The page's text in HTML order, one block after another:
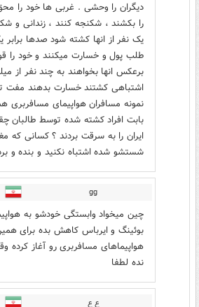
دیگران را وحشی . غربی ها خود را
را بکشند ، شکنجه کنند ، زندانی و
یک نفر از انها کشته شود صدها برابر
طلب پول و خسارت میکنند و خود را
برعکس انها بخواهند به چند نفر از
اشتباهی کشتند خسارت بدهند مفت
نمونه مسافران هواپیمای مسافربری
بابت افراد کشته شده توسط طالبان
ایران را به سرقت بردند ؟ کسانی که
شستشو شده اشتباه نکنید و بنده و
gg
چین میخواد وابستگی خودشو به
بوئینگ و ایرباس کاهش بده برای
هواپیماهای مسافربری رو آغاز کرده
نده لطفا
ع ع